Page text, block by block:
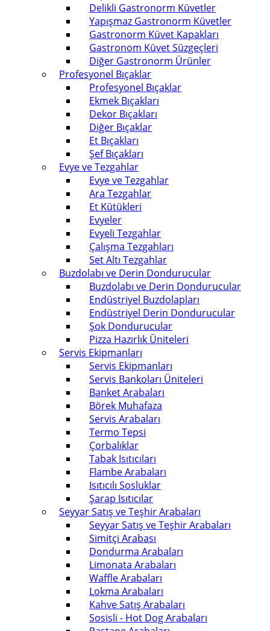
Delikli Gastronorm Küvetler
Yapışmaz Gastronorm Küvetler
Gastronorm Küvet Kapakları
Gastronom Küvet Süzgeçleri
Diğer Gastronorm Ürünler
Profesyonel Bıçaklar
Profesyonel Bıçaklar
Ekmek Bıçakları
Dekor Bıçakları
Diğer Bıçaklar
Et Bıçakları
Şef Bıçakları
Evye ve Tezgahlar
Evye ve Tezgahlar
Ara Tezgahlar
Et Kütükleri
Evyeler
Evyeli Tezgahlar
Çalışma Tezgahları
Set Altı Tezgahlar
Buzdolabı ve Derin Dondurucular
Buzdolabı ve Derin Dondurucular
Endüstriyel Buzdolapları
Endüstriyel Derin Dondurucular
Şok Dondurucular
Pizza Hazırlık Üniteleri
Servis Ekipmanları
Servis Ekipmanları
Servis Bankoları Üniteleri
Banket Arabaları
Börek Muhafaza
Servis Arabaları
Termo Tepsi
Çorbalıklar
Tabak Isıtıcıları
Flambe Arabaları
Isıtıcılı Sosluklar
Şarap Isıtıcılar
Seyyar Satış ve Teşhir Arabaları
Seyyar Satış ve Teşhir Arabaları
Simitçi Arabası
Dondurma Arabaları
Limonata Arabaları
Waffle Arabaları
Lokma Arabaları
Kahve Satış Arabaları
Sosisli - Hot Dog Arabaları